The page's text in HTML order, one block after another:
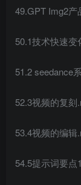
49.GPT Img2产
50.1技术快速
51.2 seedance
52.3视频的复刻
53.4视频的编辑
54.5提示词要点